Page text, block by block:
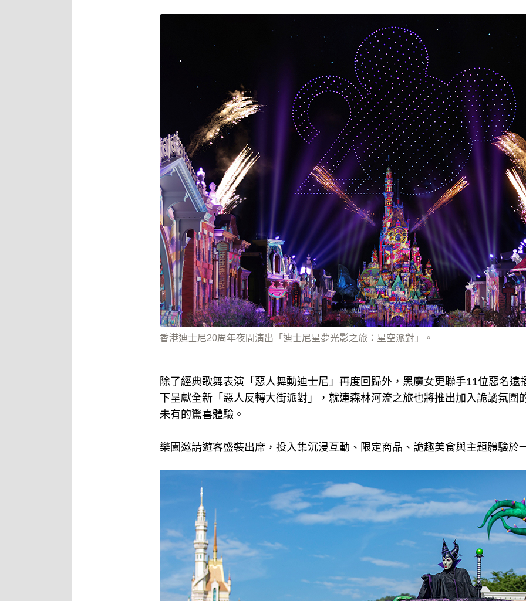
香港迪士尼20周年夜間演出「迪士尼星夢光影之旅：星空派對」。
除了經典歌舞表演「惡人舞動迪士尼」再度回歸外，黑魔女更聯手11位惡名遠
下呈獻全新「惡人反轉大街派對」，就連森林河流之旅也將推出加入詭譎氛圍
未有的驚喜體驗。
樂園邀請遊客盛裝出席，投入集沉浸互動、限定商品、詭趣美食與主題體驗於